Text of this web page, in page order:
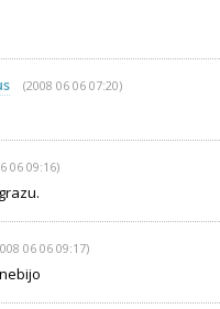
(2008 06 06 07:20)
06 09:16)
06 06 09:17)